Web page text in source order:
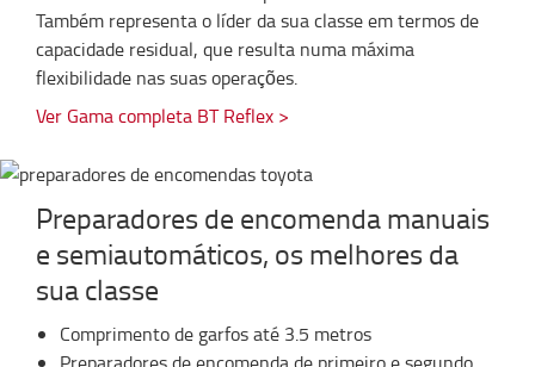
Também representa o líder da sua classe em termos de
capacidade residual, que resulta numa máxima
flexibilidade nas suas operações.
Ver Gama completa BT Reflex >
Preparadores de encomenda manuais
e semiautomáticos, os melhores da
sua classe
Comprimento de garfos até 3.5 metros